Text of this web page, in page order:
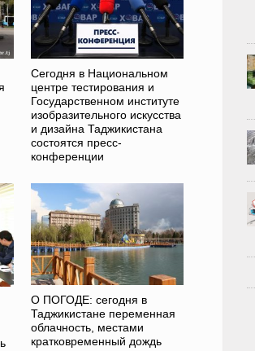
Сегодня в Национальном
центре тестирования и
Государственном институте
изобразительного искусства
и дизайна Таджикистана
состоятся пресс-
конференции
О ПОГОДЕ: сегодня в
Таджикистане переменная
облачность, местами
кратковременный дождь